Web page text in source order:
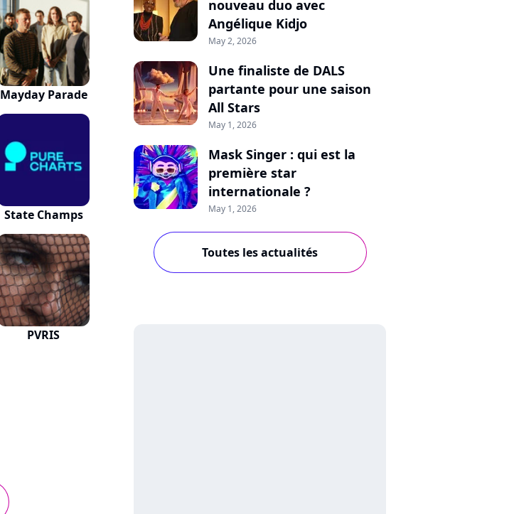
Mayday Parade
State Champs
PVRIS
nouveau duo avec
Angélique Kidjo
May 2, 2026
Une finaliste de DALS
partante pour une saison
All Stars
May 1, 2026
Mask Singer : qui est la
première star
internationale ?
May 1, 2026
Toutes les actualités